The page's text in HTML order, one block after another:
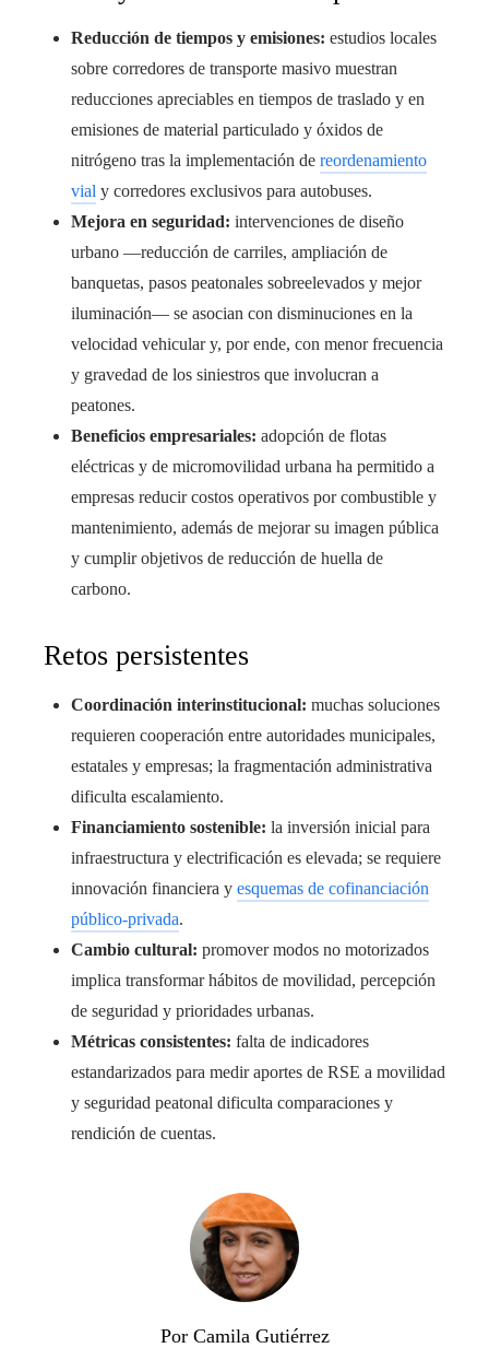
Reducción de tiempos y emisiones: estudios locales
sobre corredores de transporte masivo muestran
reducciones apreciables en tiempos de traslado y en
emisiones de material particulado y óxidos de
nitrógeno tras la implementación de reordenamiento
vial y corredores exclusivos para autobuses.
Mejora en seguridad: intervenciones de diseño
urbano —reducción de carriles, ampliación de
banquetas, pasos peatonales sobreelevados y mejor
iluminación— se asocian con disminuciones en la
velocidad vehicular y, por ende, con menor frecuencia
y gravedad de los siniestros que involucran a
peatones.
Beneficios empresariales: adopción de flotas
eléctricas y de micromovilidad urbana ha permitido a
empresas reducir costos operativos por combustible y
mantenimiento, además de mejorar su imagen pública
y cumplir objetivos de reducción de huella de
carbono.
Retos persistentes
Coordinación interinstitucional: muchas soluciones
requieren cooperación entre autoridades municipales,
estatales y empresas; la fragmentación administrativa
dificulta escalamiento.
Financiamiento sostenible: la inversión inicial para
infraestructura y electrificación es elevada; se requiere
innovación financiera y esquemas de cofinanciación
público-privada.
Cambio cultural: promover modos no motorizados
implica transformar hábitos de movilidad, percepción
de seguridad y prioridades urbanas.
Métricas consistentes: falta de indicadores
estandarizados para medir aportes de RSE a movilidad
y seguridad peatonal dificulta comparaciones y
rendición de cuentas.
Por Camila Gutiérrez